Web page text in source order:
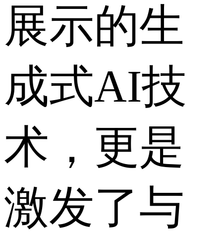
展示的生
成式AI技
术，更是
激发了与